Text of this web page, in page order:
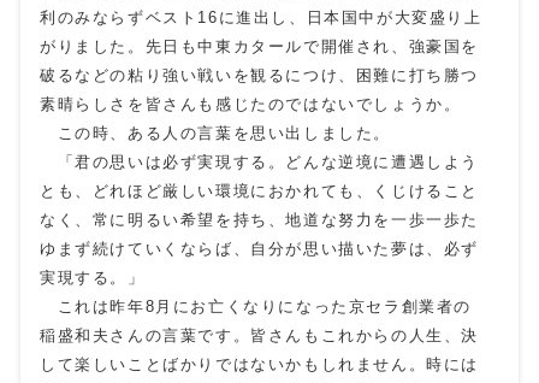
利のみならずベスト16に進出し、日本国中が大変盛り上
がりました。先日も中東カタールで開催され、強豪国を
破るなどの粘り強い戦いを観るにつけ、困難に打ち勝つ
素晴らしさを皆さんも感じたのではないでしょうか。
この時、ある人の言葉を思い出しました。
「君の思いは必ず実現する。どんな逆境に遭遇しよう
とも、どれほど厳しい環境におかれても、くじけること
なく、常に明るい希望を持ち、地道な努力を一歩一歩た
ゆまず続けていくならば、自分が思い描いた夢は、必ず
実現する。」
これは昨年8月にお亡くなりになった京セラ創業者の
稲盛和夫さんの言葉です。皆さんもこれからの人生、決
して楽しいことばかりではないかもしれません。時には